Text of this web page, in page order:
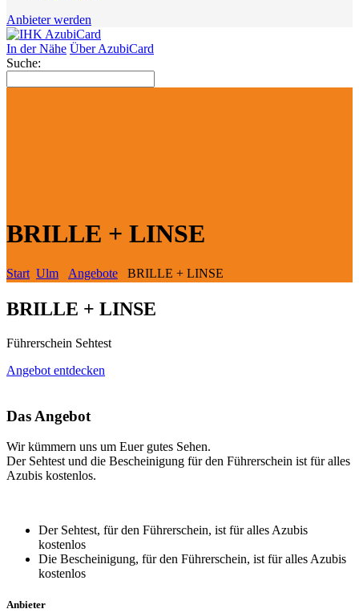
Anbieter werden
In der Nähe Über AzubiCard
Suche:
BRILLE + LINSE
Start Ulm Angebote BRILLE + LINSE
BRILLE + LINSE
Führerschein Sehtest
Angebot entdecken
Das Angebot
Wir kümmern uns um Euer gutes Sehen.
Der Sehtest und die Bescheinigung für den Führerschein ist für alles
Azubis kostenlos.
Der Sehtest, für den Führerschein, ist für alles Azubis
kostenlos
Die Bescheinigung, für den Führerschein, ist für alles Azubis
kostenlos
Anbieter